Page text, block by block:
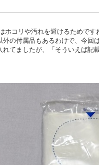
ホコリや汚れを避けるためです
の付属品もあるわけで、今回
てましたが、「そういえば記